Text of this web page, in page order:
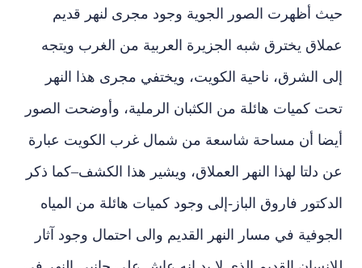
حيث أظهرت الصور الجوية وجود مجرى لنهر قديم
عملاق يخترق شبه الجزيرة العربية من الغرب ويتجه
إلى الشرق، ناحية الكويت، ويختفي مجرى هذا النهر
تحت كميات هائلة من الكثبان الرملية، وأوضحت الصور
أيضا أن مساحة شاسعة من شمال غرب الكويت عبارة
عن دلتا لهذا النهر العملاق، ويشير هذا الكشف–كما ذكر
الدكتور فاروق الباز-إلى وجود كميات هائلة من المياه
الجوفية في مسار النهر القديم والى احتمال وجود آثار